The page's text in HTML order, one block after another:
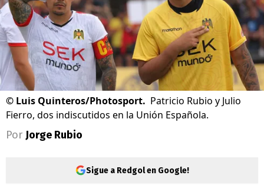
© Luis Quinteros/Photosport. Patricio Rubio y Julio
Fierro, dos indiscutidos en la Unión Española.
Por Jorge Rubio
Sigue a Redgol en Google!